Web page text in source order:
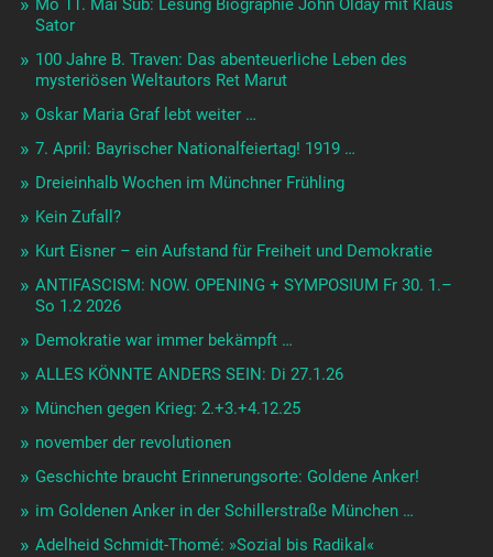
Mo 11. Mai Sub: Lesung Biographie John Olday mit Klaus
Sator
100 Jahre B. Traven: Das abenteuerliche Leben des
mysteriösen Weltautors Ret Marut
Oskar Maria Graf lebt weiter …
7. April: Bayrischer Nationalfeiertag! 1919 …
Dreieinhalb Wochen im Münchner Frühling
Kein Zufall?
Kurt Eisner – ein Aufstand für Freiheit und Demokratie
ANTIFASCISM: NOW. OPENING + SYMPOSIUM Fr 30. 1.–
So 1.2 2026
Demokratie war immer bekämpft …
ALLES KÖNNTE ANDERS SEIN: Di 27.1.26
München gegen Krieg: 2.+3.+4.12.25
november der revolutionen
Geschichte braucht Erinnerungsorte: Goldene Anker!
im Goldenen Anker in der Schillerstraße München …
Adelheid Schmidt-Thomé: »Sozial bis Radikal«